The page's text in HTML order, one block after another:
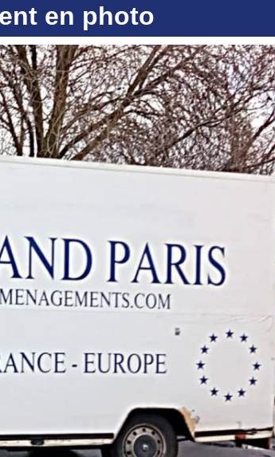
en photo